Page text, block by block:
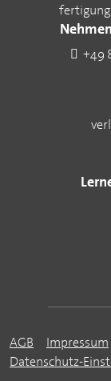
fertigung
+49
AGB Impressum
Datenschutz-